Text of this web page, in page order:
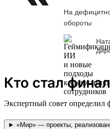
На
обороты
Кто стал
Экспертный совет
► «Мир» — проекты,